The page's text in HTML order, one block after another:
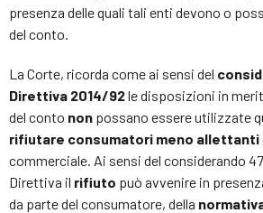
presenza delle quali tali enti devono o
del conto.
La Corte, ricorda come ai sensi del
Direttiva 2014/92le disposizioni in
del conto non possano essere utilizzate
rifiutare consumatori meno allettanti
commerciale. Ai sensi del considerando
Direttiva il rifiuto può avvenire in
da parte del consumatore, della